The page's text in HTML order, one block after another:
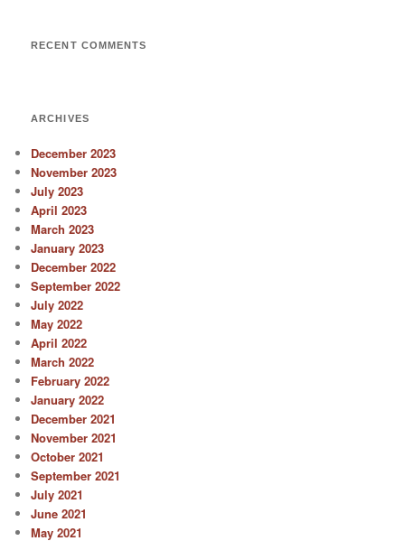
RECENT COMMENTS
ARCHIVES
December 2023
November 2023
July 2023
April 2023
March 2023
January 2023
December 2022
September 2022
July 2022
May 2022
April 2022
March 2022
February 2022
January 2022
December 2021
November 2021
October 2021
September 2021
July 2021
June 2021
May 2021